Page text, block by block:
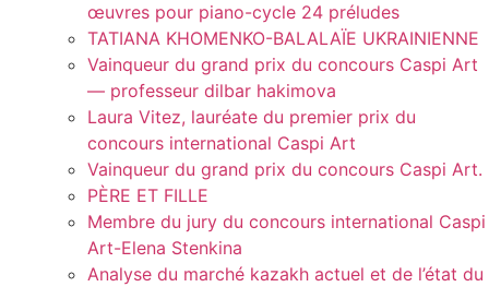
œuvres pour piano-cycle 24 préludes
TATIANA KHOMENKO-BALALAÏE UKRAINIENNE
Vainqueur du grand prix du concours Caspi Art
— professeur dilbar hakimova
Laura Vitez, lauréate du premier prix du
concours international Caspi Art
Vainqueur du grand prix du concours Caspi Art.
PÈRE ET FILLE
Membre du jury du concours international Caspi
Art-Elena Stenkina
Analyse du marché kazakh actuel et de l’état du